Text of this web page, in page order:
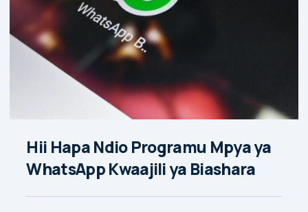
Hii Hapa Ndio Programu Mpya ya
WhatsApp Kwaajili ya Biashara
Type to start searching…